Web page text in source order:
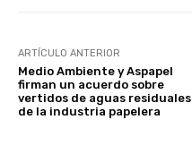
ARTÍCULO ANTERIOR
Medio Ambiente y Aspapel
firman un acuerdo sobre
vertidos de aguas residuales
de la industria papelera